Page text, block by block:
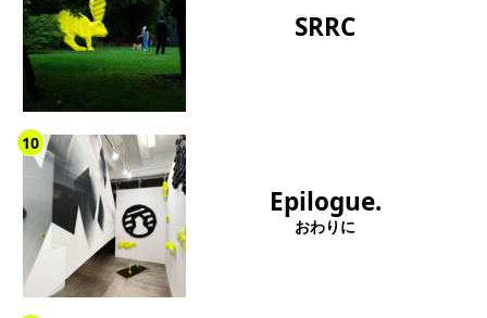
SRRC
10
Epilogue.
おわりに